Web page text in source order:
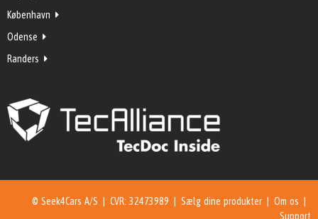
København
Odense
Randers
© Seek4Cars A/S | CVR: 32473989 | Sælg dine produkter Om os
Support